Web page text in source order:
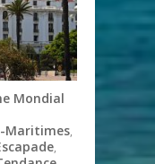
Mondial
Maritimes,
,